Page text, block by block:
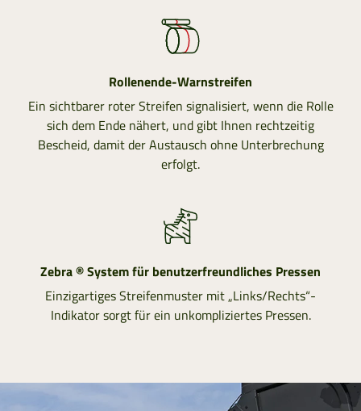
Rollenende-Warnstreifen
Ein sichtbarer roter Streifen signalisiert, wenn die Rolle
sich dem Ende nähert, und gibt Ihnen rechtzeitig
Bescheid, damit der Austausch ohne Unterbrechung
erfolgt.
Zebra ® System für benutzerfreundliches Pressen
Einzigartiges Streifenmuster mit „Links/Rechts“-
Indikator sorgt für ein unkompliziertes Pressen.